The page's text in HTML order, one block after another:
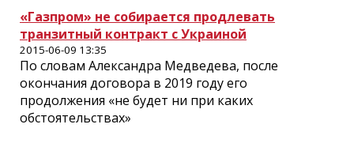
«Газпром» не собирается продлевать
транзитный контракт с Украиной
2015-06-09 13:35
По словам Александра Медведева, после
окончания договора в 2019 году его
продолжения «не будет ни при каких
обстоятельствах»